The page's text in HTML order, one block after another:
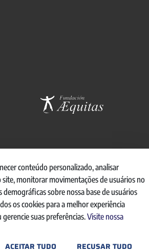
NOTARIO
DE INFORMACIÓN
ACTIVIDADES DE TRATAMIENTO
PRIVACIDAD
conteúdo personalizado, analisar
monitorar movimentações de usuários no
sobre nossa base de usuários
os cookies para a melhor experiência
suas preferências.Visite nossa
ACEITAR TUDO RECUSAR TUDO